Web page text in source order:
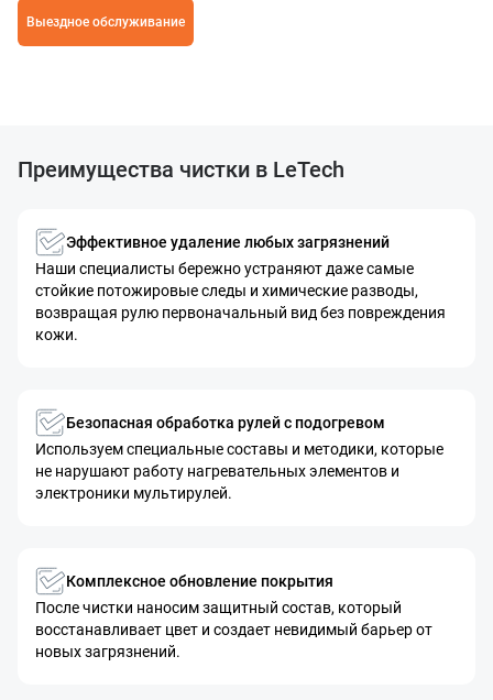
Выездное обслуживание
Преимущества чистки в LeTech
Эффективное удаление любых загрязнений
Наши специалисты бережно устраняют даже самые
стойкие потожировые следы и химические разводы,
возвращая рулю первоначальный вид без повреждения
кожи.
Безопасная обработка рулей с подогревом
Используем специальные составы и методики, которые
не нарушают работу нагревательных элементов и
электроники мультирулей.
Комплексное обновление покрытия
После чистки наносим защитный состав, который
восстанавливает цвет и создает невидимый барьер от
новых загрязнений.